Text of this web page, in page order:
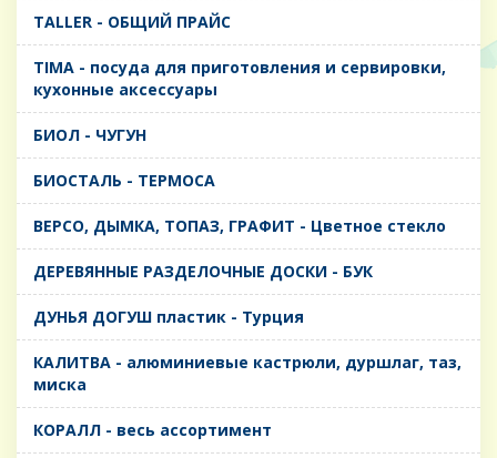
TALLER - ОБЩИЙ ПРАЙС
TIMA - посуда для приготовления и сервировки,
кухонные аксессуары
БИОЛ - ЧУГУН
БИОСТАЛЬ - ТЕРМОСА
ВЕРСО, ДЫМКА, ТОПАЗ, ГРАФИТ - Цветное стекло
ДЕРЕВЯННЫЕ РАЗДЕЛОЧНЫЕ ДОСКИ - БУК
ДУНЬЯ ДОГУШ пластик - Турция
КАЛИТВА - алюминиевые кастрюли, дуршлаг, таз,
миска
КОРАЛЛ - весь ассортимент